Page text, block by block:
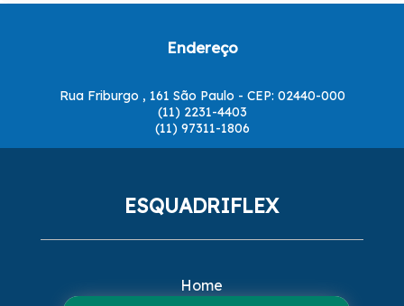
Endereço
Rua Friburgo , 161 São Paulo - CEP: 02440-000
(11) 2231-4403
(11) 97311-1806
ESQUADRIFLEX
Home